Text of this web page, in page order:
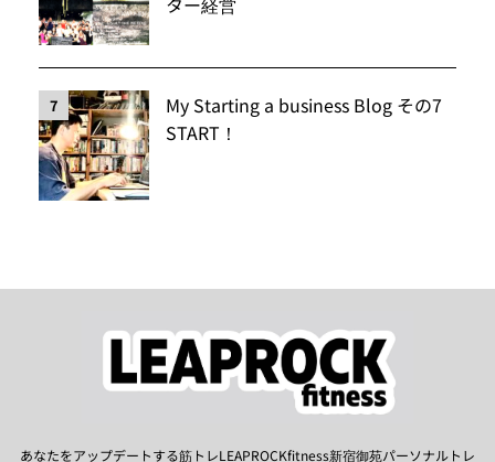
7
My Starting a business Blog その7
START！
あなたをアップデートする筋トレLEAPROCKfitness新宿御苑パーソナルトレ